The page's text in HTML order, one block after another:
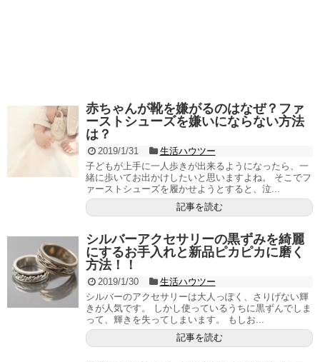
赤ちゃんが靴を嫌がるのはなぜ？ファ
ーストシューズを嫌いにならない方法
は？
2019/1/31
生活ハウツー
子どもが上手に一人歩きが出来るようになったら、一
緒に歩いてお出かけしたいと思いますよね。 そこでフ
ァーストシューズを履かせようとすると、泣...
記事を読む
シルバーアクセサリーの黒ずみを綺麗
にするお手入れと新品ピカピカに磨く
方法！！
2019/1/30
生活ハウツー
シルバーのアクセサリーは大人っぽく、さりげない輝
きが人気です。 しかし使っているうちに黒ずんでしま
って、輝きを失ってしまいます。 もしお...
記事を読む